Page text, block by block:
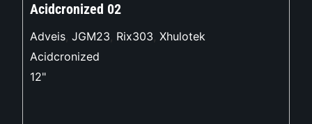
Acidcronized 02
Adveis, JGM23, Rix303, Xhulotek
Acidcronized
12"